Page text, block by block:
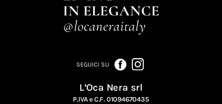
SEGUICI SU
L’Oca Nera srl
P.IVA e C.F. 01094670435